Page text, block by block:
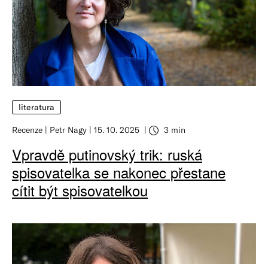
literatura
Recenze Petr Nagy 15. 10. 2025 3 min
Vpravdě putinovský trik: ruská
spisovatelka se nakonec přestane
cítit být spisovatelkou